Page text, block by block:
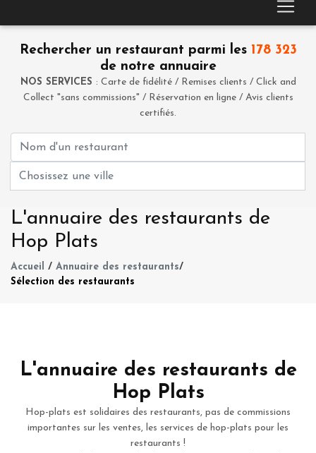
Rechercher un restaurant parmi les 178 323
de notre annuaire
NOS SERVICES : Carte de fidélité / Remises clients / Click and
Collect "sans commissions" / Réservation en ligne / Avis clients
certifiés.
L'annuaire des restaurants de
Hop Plats
Accueil / Annuaire des restaurants/
Sélection des restaurants
L'annuaire des restaurants de
Hop Plats
Hop-plats est solidaires des restaurants, pas de commissions
importantes sur les ventes, les services de hop-plats pour les
restaurants !